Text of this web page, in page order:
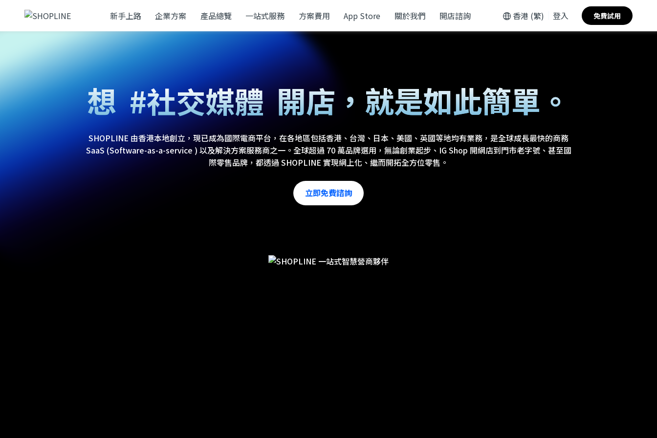
新手上路 企業方案 產品總覽 一站式服務 方案費用 App Store 關於我們 開店諮詢 香港 (繁) 登入 免費試用
想
#網上
#社交媒體
#零售POS
開店， 就是如此簡單。
SHOPLINE 由香港本地創立，現已成為國際電商平台，在各地區包括香港、台灣、日本、美國、英國等地均有業務，是全球成長最快的商務
SaaS (Software-as-a-service ) 以及解決方案服務商之一。全球超過 70 萬品牌選用，無論創業起步、IG Shop 開網店到門市老字號、甚至國
際零售品牌，都透過 SHOPLINE 實現網上化、繼而開拓全方位零售。
立即免費諮詢